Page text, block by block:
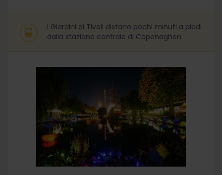
I Giardini di Tivoli distano pochi minuti a piedi
dalla stazione centrale di Copenaghen.